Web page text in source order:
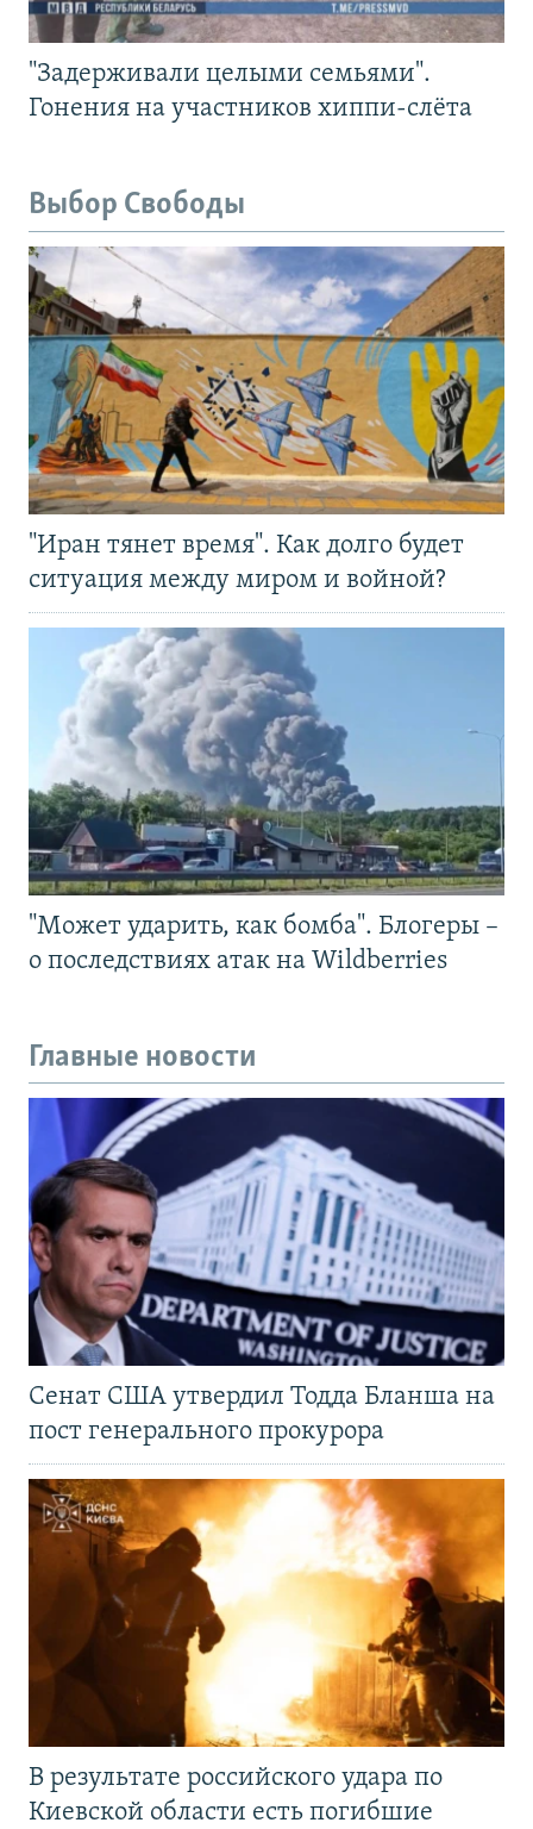
"Задерживали целыми семьями".
Гонения на участников хиппи-слёта
Выбор Свободы
"Иран тянет время". Как долго будет
ситуация между миром и войной?
"Может ударить, как бомба". Блогеры –
о последствиях атак на Wildberries
Главные новости
Сенат США утвердил Тодда Бланша на
пост генерального прокурора
В результате российского удара по
Киевской области есть погибшие